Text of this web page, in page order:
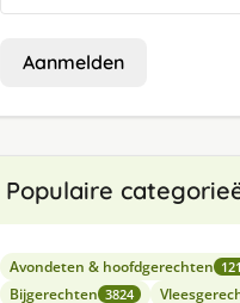
Aanmelden
Populaire
Avondeten & hoofdgerechten
Bijgerechten 3824